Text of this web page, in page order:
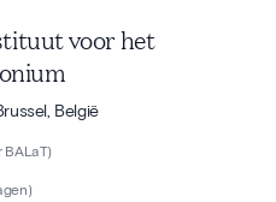
voor het
België
BALaT)